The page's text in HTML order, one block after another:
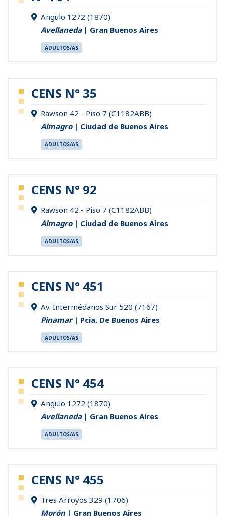
Angulo 1272 (1870)
Avellaneda| Gran Buenos Aires
ADULTOS/AS
CENS N° 35
Rawson 42 - Piso 7 (C1182ABB)
Almagro| Ciudad de Buenos Aires
ADULTOS/AS
CENS N° 92
Rawson 42 - Piso 7 (C1182ABB)
Almagro| Ciudad de Buenos Aires
ADULTOS/AS
CENS N° 451
Av. Intermédanos Sur 520 (7167)
Pinamar| Pcia. De Buenos Aires
ADULTOS/AS
CENS N° 454
Angulo 1272 (1870)
Avellaneda| Gran Buenos Aires
ADULTOS/AS
CENS N° 455
Tres Arroyos 329 (1706)
Morón| Gran Buenos Aires